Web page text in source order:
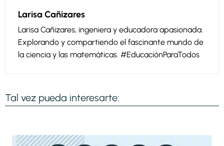
Larisa Cañizares
Larisa Cañizares, ingeniera y educadora apasionada.
Explorando y compartiendo el fascinante mundo de
la ciencia y las matemáticas. #EducaciónParaTodos
Tal vez pueda interesarte: